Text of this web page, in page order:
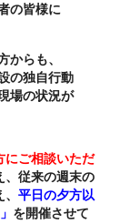
の皆様に
からも、
の独自行動
場の状況が
にご相談いただ
、従来の週末の
平日の夕方以
」 を開催させて